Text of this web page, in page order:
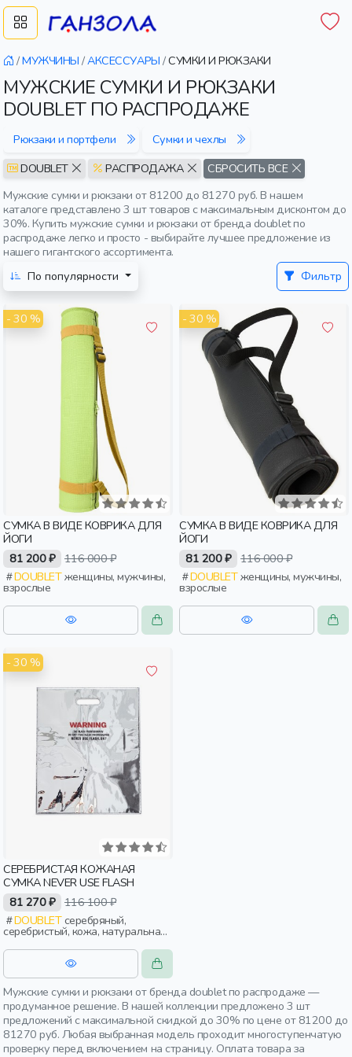
/МУЖЧИНЫ /АКСЕССУАРЫ /СУМКИ И РЮКЗАКИ
МУЖСКИЕ СУМКИ И РЮКЗАКИ
DOUBLET ПО РАСПРОДАЖЕ
Рюкзаки и портфели
Сумки и чехлы
DOUBLET
РАСПРОДАЖА
СБРОСИТЬ ВСЕ
Мужские сумки и рюкзаки от 81200 до 81270 руб. В нашем
каталоге представлено 3 шт товаров с максимальным дисконтом до
30%. Купить мужские сумки и рюкзаки от бренда doublet по
распродаже легко и просто - выбирайте лучшее предложение из
нашего гигантского ассортимента.
По популярности
Фильтр
- 30 %
СУМКА В ВИДЕ КОВРИКА ДЛЯ
ЙОГИ
81 200 ₽ 116 000 ₽
DOUBLETженщины, мужчины,
взрослые
- 30 %
СУМКА В ВИДЕ КОВРИКА ДЛЯ
ЙОГИ
81 200 ₽ 116 000 ₽
DOUBLETженщины, мужчины,
взрослые
- 30 %
CЕРЕБРИСТАЯ КОЖАНАЯ
СУМКА NEVER USE FLASH
81 270 ₽ 116 100 ₽
DOUBLETсеребряный,
серебристый, кожа, натуральная
кожа, карман, женщины,
мужчины, взрослые
Мужские сумки и рюкзаки от бренда doublet по распродаже —
продуманное решение. В нашей коллекции предложено 3 шт
предложений с максимальной скидкой до 30% по цене от 81200 до
81270 руб. Любая выбранная модель проходит многоступенчатую
проверку перед включением на страницу. Оплата товара за